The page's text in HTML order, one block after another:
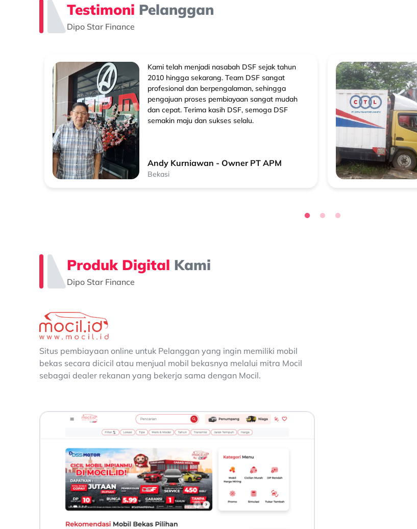
Testimoni Pelanggan
Dipo Star Finance
Kami telah menjadi nasabah DSF sejak tahun
2010 hingga sekarang. Team DSF sangat
profesional dan berpengalaman, sehingga
pengajuan proses pembiayaan sangat mudah
dan cepat. Terima kasih DSF, semoga DSF
semakin maju dan sukses selalu.
Andy Kurniawan - Owner PT APM
Bekasi
Produk Digital Kami
Dipo Star Finance
Situs pembiayaan online untuk Pelanggan yang ingin memiliki mobil
bekas secara dicicil atau menjual mobil bekasnya melalui mitra Mocil
sebagai dealer rekanan yang bekerja sama dengan Mocil.